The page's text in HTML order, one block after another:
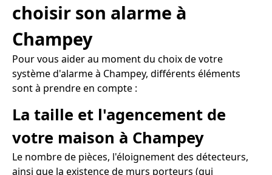
choisir son alarme à
Champey
Pour vous aider au moment du choix de votre
système d'alarme à Champey, différents éléments
sont à prendre en compte :
La taille et l'agencement de
votre maison à Champey
Le nombre de pièces, l'éloignement des détecteurs,
ainsi que la existence de murs porteurs (qui